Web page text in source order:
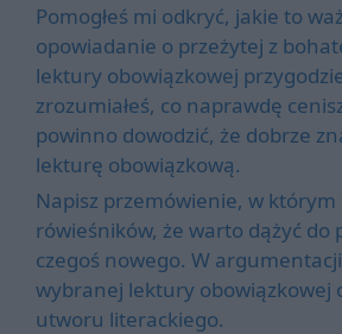
Pomogłeś mi odkryć, jakie to
opowiadanie o przeżytej z
lektury obowiązkowej
zrozumiałeś, co naprawdę
powinno dowodzić, że dobrze
lekturę obowiązkową.
Napisz przemówienie, w którym
rówieśników, że warto dążyć do
czegoś nowego. W
wybranej lektury obowiązkowej
utworu literackiego.